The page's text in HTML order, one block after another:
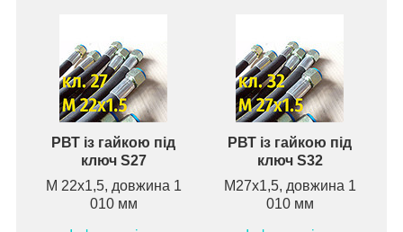
РВТ із гайкою під
ключ S27
М 22х1,5, довжина 1
010 мм
РВТ із гайкою під
ключ S32
М27х1,5, довжина 1
010 мм